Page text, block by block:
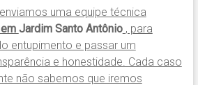
uma equipe técnica
Jardim Santo Antônio , para
entupimento e passar um
e honestidade. Cada caso
não sabemos que iremos